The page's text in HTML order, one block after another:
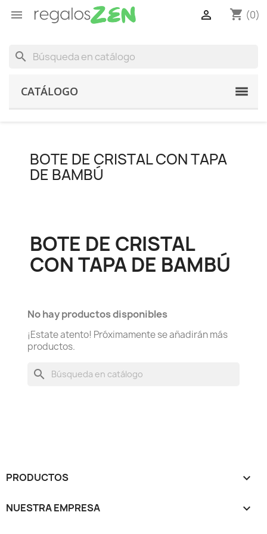
 shopping_cart (0)

search
CATÁLOGO
BOTE DE CRISTAL CON TAPA
DE BAMBÚ
BOTE DE CRISTAL
CON TAPA DE BAMBÚ
No hay productos disponibles
¡Estate atento! Próximamente se añadirán más
productos.
search
PRODUCTOS 
NUESTRA EMPRESA 